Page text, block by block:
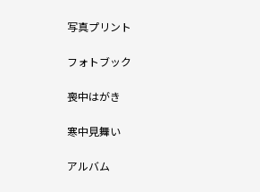
写真プリント
フォトブック
喪中はがき
寒中見舞い
アルバム